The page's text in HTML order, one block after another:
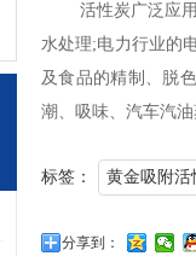
活性炭广泛应用于
水处理;电力行业的
及食品的精制、脱
潮、吸味、汽车汽
标签： 黄金吸附活
分享到：